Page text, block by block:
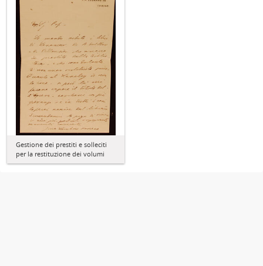
Gestione dei prestiti e solleciti
per la restituzione dei volumi